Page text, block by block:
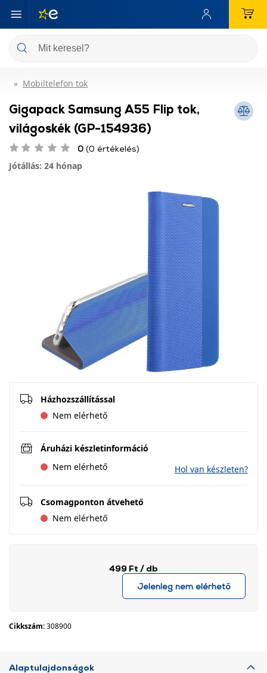
Mobiltelefon tok
Gigapack Samsung A55 Flip tok,
világoskék (GP-154936)
0 (0 értékelés)
Jótállás: 24 hónap
Házhozszállítással
Nem elérhető
Áruházi készletinformáció
Nem elérhető
Hol van készleten?
Csomagponton átvehető
Nem elérhető
499 Ft / db
Jelenleg nem elérhető
Cikkszám:308900
Alaptulajdonságok